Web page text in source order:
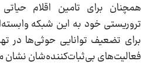
همچنان برای تامین اقلام
تروریستی خود به این شبکه
برای تضعیف توانایی حوثی‌ها در
فعالیت‌های بی‌ثبات‌کننده‌شان